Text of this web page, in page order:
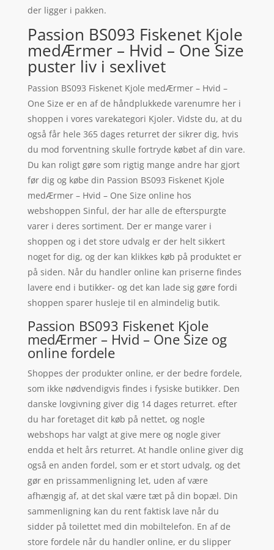
der ligger i pakken.
Passion BS093 Fiskenet Kjole
medÆrmer – Hvid – One Size
puster liv i sexlivet
Passion BS093 Fiskenet Kjole medÆrmer – Hvid –
One Size er en af de håndplukkede varenumre her i
shoppen i vores varekategori Kjoler. Vidste du, at du
også får hele 365 dages returret der sikrer dig, hvis
du mod forventning skulle fortryde købet af din vare.
Du kan roligt gøre som rigtig mange andre har gjort
før dig og købe din Passion BS093 Fiskenet Kjole
medÆrmer – Hvid – One Size online hos
webshoppen Sinful, der har alle de efterspurgte
varer i deres sortiment. Der er mange varer i
shoppen og i det store udvalg er der helt sikkert
noget for dig, og der kan klikkes køb på produktet er
på siden. Når du handler online kan priserne findes
lavere end i butikker- og det kan lade sig gøre fordi
shoppen sparer husleje til en almindelig butik.
Passion BS093 Fiskenet Kjole
medÆrmer – Hvid – One Size og
online fordele
Shoppes der produkter online, er der bedre fordele,
som ikke nødvendigvis findes i fysiske butikker. Den
danske lovgivning giver dig 14 dages returret. efter
du har foretaget dit køb på nettet, og nogle
webshops har valgt at give mere og nogle giver
endda et helt års returret. At handle online giver dig
også en anden fordel, som er et stort udvalg, og det
gør en prissammenligning let, uden af være
afhængig af, at det skal være tæt på din bopæl. Din
sammenligning kan du rent faktisk lave når du
sidder på toilettet med din mobiltelefon. En af de
store fordele når du handler online, er du slipper